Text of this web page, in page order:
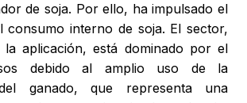
de soja. Por ello, ha impulsado el
consumo interno de soja. El sector,
aplicación, está dominado por el
debido al amplio uso de la
ganado, que representa una